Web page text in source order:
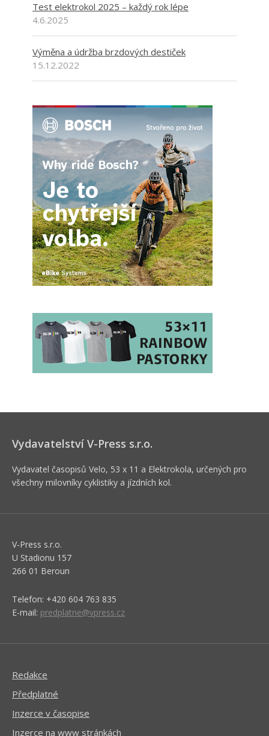
Test elektrokol 2025 – každý rok lépe
4.6.2025
Výměna a údržba brzdových destiček
15.12.2022
Vydavatelství V-Press s.r.o.
Vydavatel časopisů Velo, 53 x 11 a Elektrokola, určených pro
všechny milovníky cyklistiky a jízdních kol.
V-Press s.r.o.
U Stadionu 157
266 01 Beroun
Telefon: +420 604 763 835
E-mail: predplatne@vpress.cz
Redakce
Předplatné
Inzerce v časopise
Inzerce na www stránkách